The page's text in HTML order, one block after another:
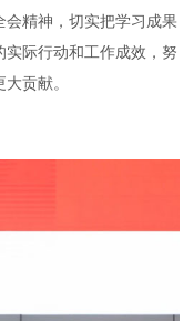
精神，切实把学习成果
际行动和工作成效，努
贡献。